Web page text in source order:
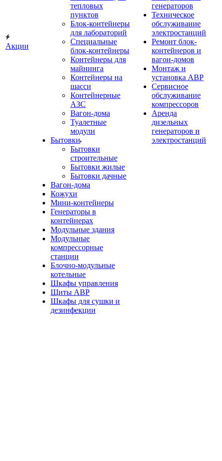
Акции
тепловых
пунктов
Блок-контейнеры
для лабораторий
Специальные
блок-контейнеры
Контейнеры для
майнинга
Контейнеры на
шасси
Контейнерные
АЗС
Вагон-дома
Туалетные
модули
Бытовки
Бытовки
строительные
Бытовки жилые
Бытовки дачные
Вагон-дома
Кожухи
Мини-контейнеры
Генераторы в
контейнерах
Модульные здания
Модульные
компрессорные
станции
Блочно-модульные
котельные
Шкафы управления
Щиты АВР
Шкафы для сушки и
дезинфекции
генераторов
Техническое
обслуживание
электростанций
Ремонт блок-
контейнеров и
вагон-домов
Монтаж и
установка АВР
Сервисное
обслуживание
компрессоров
Аренда
дизельных
генераторов и
электростанций